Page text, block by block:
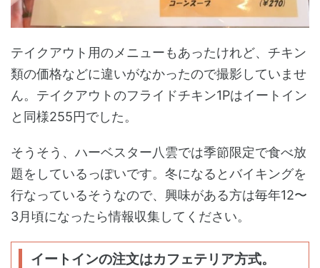
テイクアウト用のメニューもあったけれど、チキン
類の価格などに違いがなかったので撮影していませ
ん。テイクアウトのフライドチキン1Pはイートイン
と同様255円でした。
そうそう、ハーベスター八雲では季節限定で食べ放
題をしているっぽいです。冬になるとバイキングを
行なっているそうなので、興味がある方は毎年12〜
3月頃になったら情報収集してください。
イートインの注文はカフェテリア方式。